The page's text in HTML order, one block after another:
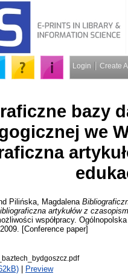
Login Create
bazy
we
Pilińska, Magdalena
artykułów z
współpracy.
[Conference paper]
| Preview